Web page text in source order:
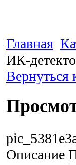
Главная
ИК-
Вернуться
Описание